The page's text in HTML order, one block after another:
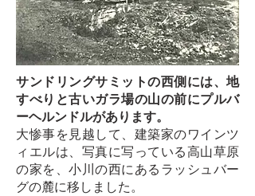
サンドリングサミットの西側には、地
すべりと古いガラ場の山の前にプルバ
ーヘルンドルがあります。
大惨事を見越して、建築家のワインツ
ィエルは、写真に写っている高山草原
の家を、小川の西にあるラッシュバー
グの麓に移しました。